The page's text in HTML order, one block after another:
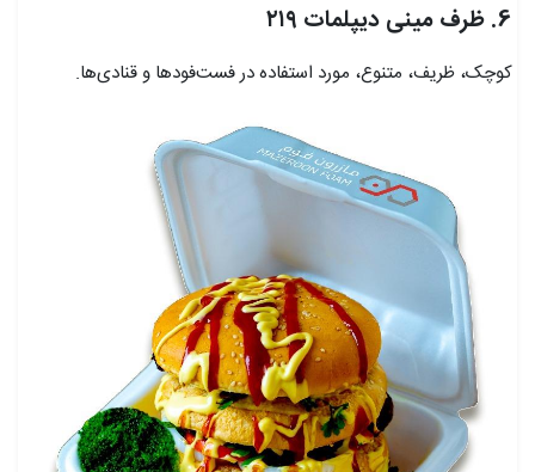
6. ظرف مینی دیپلمات ۲۱۹
کوچک، ظریف، متنوع، مورد استفاده در فست‌فودها و قنادی‌ها.